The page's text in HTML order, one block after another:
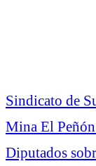
Sindicato de
Mina El Peñón
Diputados